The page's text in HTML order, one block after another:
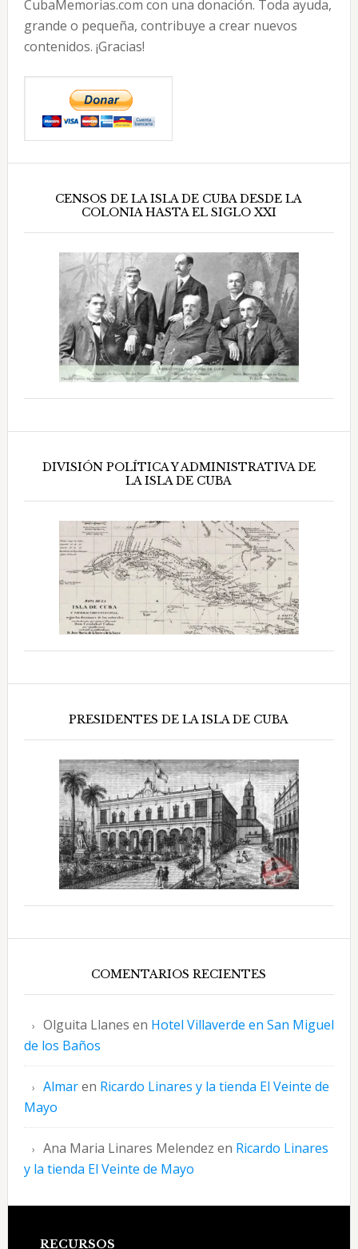
CubaMemorias.com con una donación. Toda ayuda,
grande o pequeña, contribuye a crear nuevos
contenidos. ¡Gracias!
CENSOS DE LA ISLA DE CUBA DESDE LA
COLONIA HASTA EL SIGLO XXI
DIVISIÓN POLÍTICA Y ADMINISTRATIVA DE
LA ISLA DE CUBA
PRESIDENTES DE LA ISLA DE CUBA
COMENTARIOS RECIENTES
Olguita Llanes en Hotel Villaverde en San Miguel
de los Baños
Almaren Ricardo Linares y la tienda El Veinte de
Mayo
Ana Maria Linares Melendez en Ricardo Linares
y la tienda El Veinte de Mayo
RECURSOS